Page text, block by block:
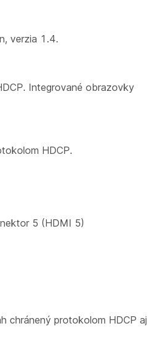
verzia 1.4.
Integrované obrazovky
HDCP.
5 (HDMI 5)
chránený protokolom HDCP aj